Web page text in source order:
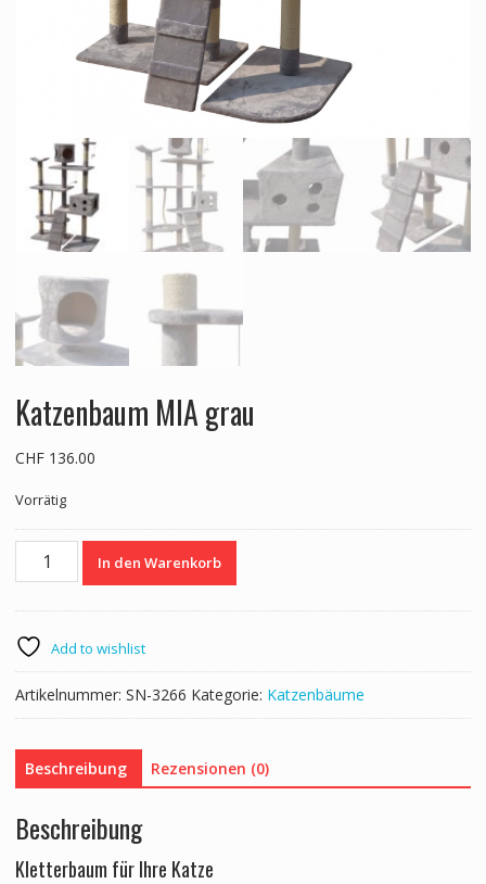
Katzenbaum MIA grau
CHF136.00
Vorrätig
Katzenbaum
In den Warenkorb
Add to wishlist
Artikelnummer: SN-3266 Kategorie: Katzenbäume
Beschreibung Rezensionen (0)
Beschreibung
Kletterbaum für Ihre Katze